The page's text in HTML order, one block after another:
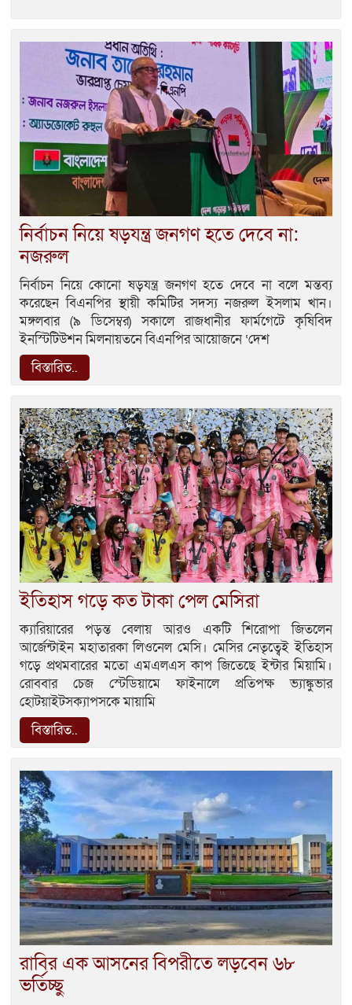
নির্বাচন নিয়ে ষড়যন্ত্র জনগণ হতে দেবে না:
নজরুল
নির্বাচন নিয়ে কোনো ষড়যন্ত্র জনগণ হতে দেবে না বলে মন্তব্য
করেছেন বিএনপির স্থায়ী কমিটির সদস্য নজরুল ইসলাম খান।
মঙ্গলবার (৯ ডিসেম্বর) সকালে রাজধানীর ফার্মগেটে কৃষিবিদ
ইনস্টিটিউশন মিলনায়তনে বিএনপির আয়োজনে ‘দেশ
বিস্তারিত..
ইতিহাস গড়ে কত টাকা পেল মেসিরা
ক্যারিয়ারের পড়ন্ত বেলায় আরও একটি শিরোপা জিতলেন
আর্জেন্টাইন মহাতারকা লিওনেল মেসি। মেসির নেতৃত্বেই ইতিহাস
গড়ে প্রথমবারের মতো এমএলএস কাপ জিতেছে ইন্টার মিয়ামি।
রোববার চেজ স্টেডিয়ামে ফাইনালে প্রতিপক্ষ ভ্যাঙ্কুভার
হোটয়াইটসক্যাপসকে মায়ামি
বিস্তারিত..
রাবির এক আসনের বিপরীতে লড়বেন ৬৮
ভর্তিচ্ছু